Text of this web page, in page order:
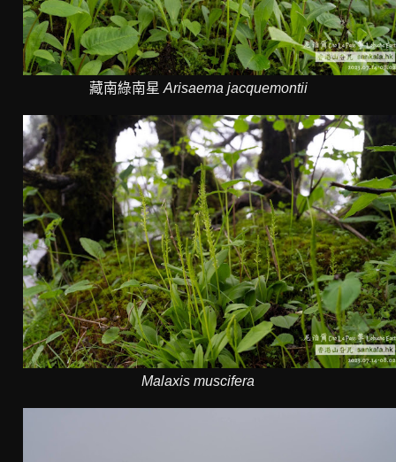
藏南綠南星 Arisaema jacquemontii
Malaxis muscifera